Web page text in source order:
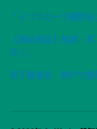
「イリスカーラ購読
【星紡夜話】無限・
泣く」
双子座新月・神戸で